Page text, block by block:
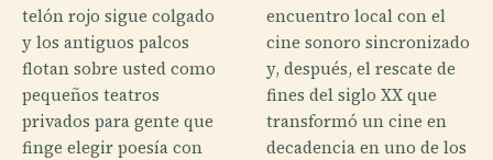
telón rojo sigue colgado
y los antiguos palcos
flotan sobre usted como
pequeños teatros
privados para gente que
finge elegir poesía con
encuentro local con el
cine sonoro sincronizado
y, después, el rescate de
fines del siglo XX que
transformó un cine en
decadencia en uno de los